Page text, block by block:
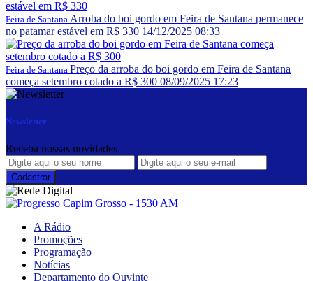
Feira de Santana Arroba do boi gordo em Feira de Santana permanece
no patamar estável em R$ 330 14/12/2025 08:33
Feira de Santana Preço da arroba do boi gordo em Feira de Santana
começa setembro cotado a R$ 300 08/09/2025 17:23
Newsletter
Receba nossas novidades
A Rádio
Promoções
Programação
Notícias
Departamento do Ouvinte